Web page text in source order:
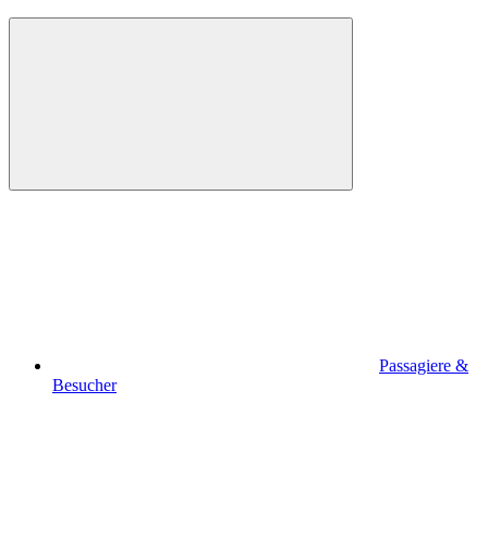
Passagiere &
Besucher